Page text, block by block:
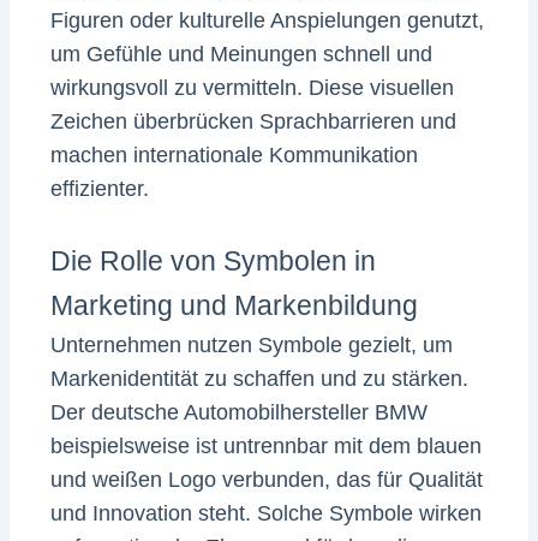
Figuren oder kulturelle Anspielungen genutzt,
um Gefühle und Meinungen schnell und
wirkungsvoll zu vermitteln. Diese visuellen
Zeichen überbrücken Sprachbarrieren und
machen internationale Kommunikation
effizienter.
Die Rolle von Symbolen in
Marketing und Markenbildung
Unternehmen nutzen Symbole gezielt, um
Markenidentität zu schaffen und zu stärken.
Der deutsche Automobilhersteller BMW
beispielsweise ist untrennbar mit dem blauen
und weißen Logo verbunden, das für Qualität
und Innovation steht. Solche Symbole wirken